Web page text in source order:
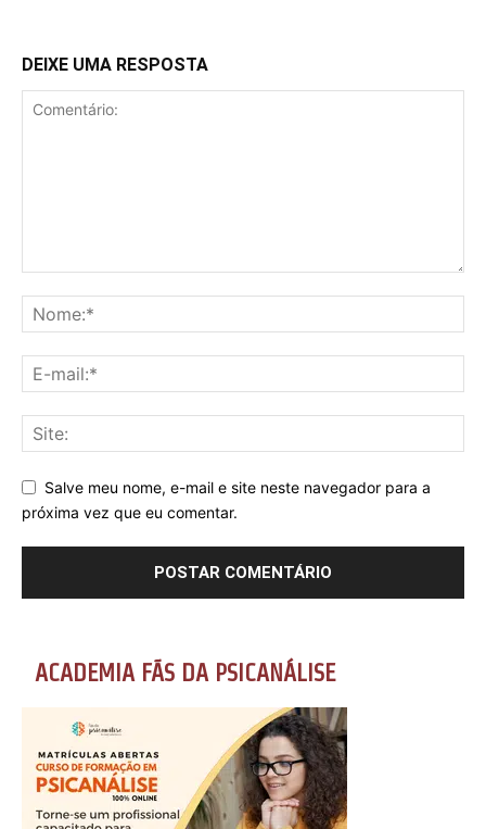
DEIXE UMA RESPOSTA
Salve meu nome, e-mail e site neste navegador para a
próxima vez que eu comentar.
ACADEMIA FÃS DA PSICANÁLISE